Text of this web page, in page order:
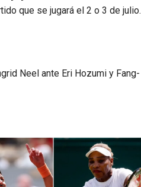
que se jugará el 2 o 3 de julio.
Neel ante Eri Hozumi y Fang-